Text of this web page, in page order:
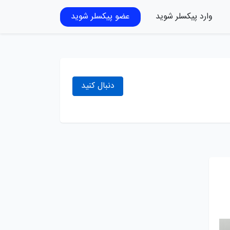
وارد پیکسلر شوید عضو پیکسلر شوید
دنبال کنید